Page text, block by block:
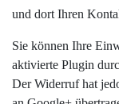
und dort Ihren
Sie können Ihre
aktivierte Plugin
Der Widerruf hat